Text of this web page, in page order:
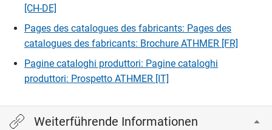
[CH-DE]
Pages des catalogues des fabricants: Pages des
catalogues des fabricants: Brochure ATHMER [FR]
Pagine cataloghi produttori: Pagine cataloghi
produttori: Prospetto ATHMER [IT]
Weiterführende Informationen